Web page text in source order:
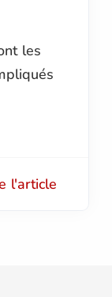
les
l'article